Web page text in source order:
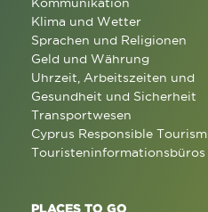
Klima und Wetter
Sprachen und Religionen
Geld und Währung
Uhrzeit, Arbeitszeiten und
Gesundheit und Sicherheit
Transportwesen
Cyprus Responsible Tourism
Touristeninformationsbüros
PLACES TO GO